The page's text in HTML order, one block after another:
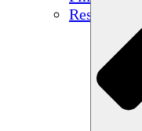
Resources